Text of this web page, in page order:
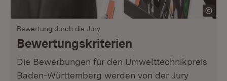
Bewertung durch die Jury
Bewertungskriterien
Die Bewerbungen für den Umwelttechnikpreis
Baden-Württemberg werden von der Jury